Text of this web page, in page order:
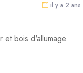
il y a 2 ans
et bois d'allumage.